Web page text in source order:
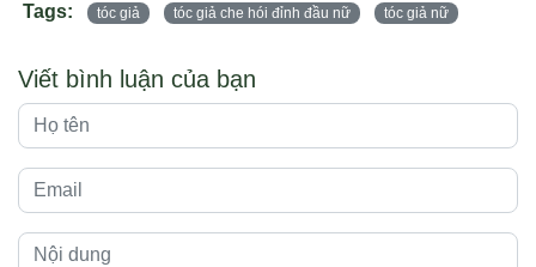
Tags: tóc giả tóc giả che hói đỉnh đầu nữ tóc giả nữ
Viết bình luận của bạn